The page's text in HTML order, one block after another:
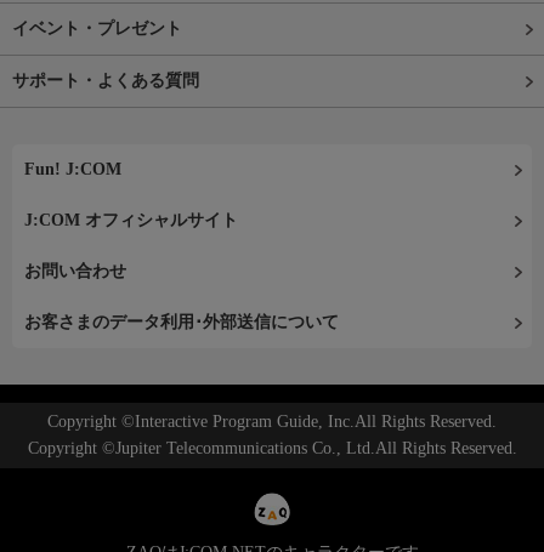
イベント・プレゼント
サポート・よくある質問
Fun! J:COM
J:COM オフィシャルサイト
お問い合わせ
お客さまのデータ利用･外部送信について
Copyright ©Interactive Program Guide, Inc.All Rights Reserved.
Copyright ©Jupiter Telecommunications Co., Ltd.All Rights Reserved.